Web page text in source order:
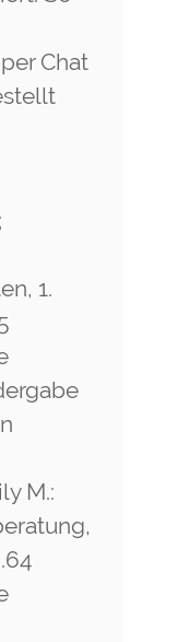
Chat
1.
M.: